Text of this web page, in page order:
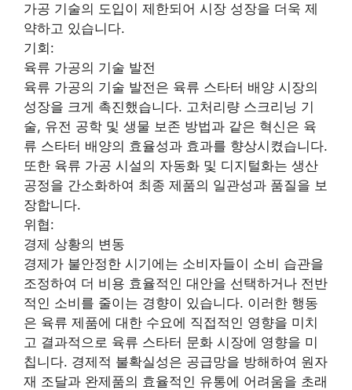
가공 기술의 도입이 제한되어 시장 성장을 더욱 제
약하고 있습니다.
기회:
육류 가공의 기술 발전
육류 가공의 기술 발전은 육류 스타터 배양 시장의
성장을 크게 촉진했습니다. 고처리량 스크리닝 기
술, 유전 공학 및 생물 보존 방법과 같은 혁신은 육
류 스타터 배양의 효율성과 효과를 향상시켰습니다.
또한 육류 가공 시설의 자동화 및 디지털화는 생산
공정을 간소화하여 최종 제품의 일관성과 품질을 보
장합니다.
위협:
경제 상황의 변동
경제가 불안정한 시기에는 소비자들이 소비 습관을
조정하여 더 비용 효율적인 대안을 선택하거나 전반
적인 소비를 줄이는 경향이 있습니다. 이러한 행동
은 육류 제품에 대한 수요에 직접적인 영향을 미치
고 결과적으로 육류 스타터 문화 시장에 영향을 미
칩니다. 경제적 불확실성은 공급망을 방해하여 원자
재 조달과 완제품의 효율적인 유통에 어려움을 초래